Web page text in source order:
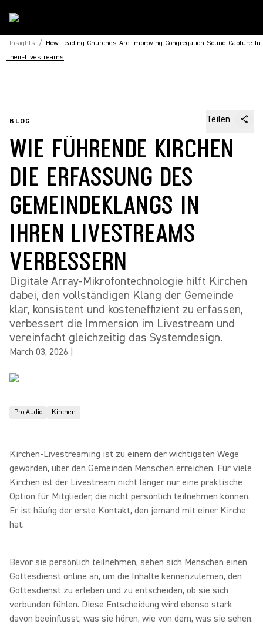
Insights / How-Leading-Churches-Are-Improving-Congregation-Sound-Capture-In-
Their-Livestreams
BLOG Teilen
WIE FÜHRENDE KIRCHEN
DIE ERFASSUNG DES
GEMEINDEKLANGS IN
IHREN LIVESTREAMS
VERBESSERN
Digitale Array‑Mikrofontechnologie hilft Kirchen
dabei, den vollständigen Klang der Gemeinde
klar, konsistent und kosteneffizient zu erfassen,
verbessert die Immersion im Livestream und
vereinfacht gleichzeitig das Systemdesign.
March 03, 2026
Pro Audio Kirchen
Kirchen‑Livestreaming ist zu einem der wichtigsten Wege
geworden, über den Gemeinden Menschen erreichen. Für viele
Kirchen ist der Livestream nicht länger nur eine praktische
Option für Mitglieder, die nicht persönlich teilnehmen können.
Er ist häufig der erste Kontakt, den jemand mit einer Kirche
hat.
Bevor sie persönlich teilnehmen, sehen sich Menschen einen
Gottesdienst online an, um die Inhalte kennenzulernen, den
Gottesdienst zu erleben und zu entscheiden, ob sie sich
verbunden fühlen. Diese Entscheidung wird ebenso stark
davon beeinflusst, was sie hören, wie von dem, was sie sehen.